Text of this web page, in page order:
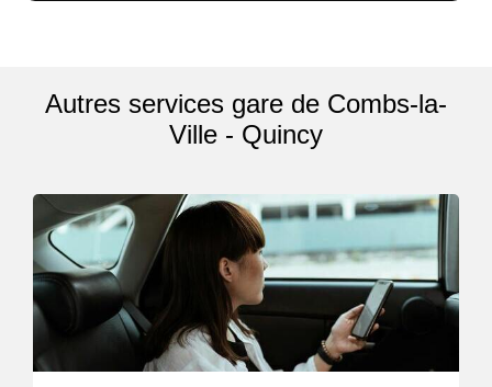
Autres services gare de Combs-la-
Ville - Quincy